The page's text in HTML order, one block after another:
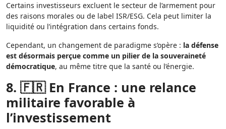
Certains investisseurs excluent le secteur de l’armement pour
des raisons morales ou de label ISR/ESG. Cela peut limiter la
liquidité ou l’intégration dans certains fonds.
Cependant, un changement de paradigme s’opère : la défense
est désormais perçue comme un pilier de la souveraineté
démocratique, au même titre que la santé ou l’énergie.
8. 🇫🇷 En France : une relance
militaire favorable à
l’investissement